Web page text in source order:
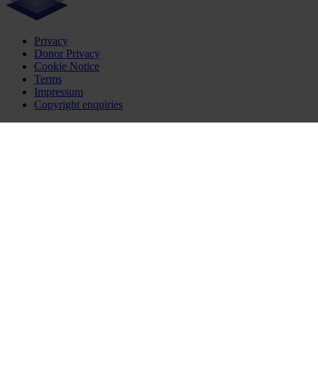
Privacy
Donor Privacy
Cookie Notice
Terms
Impressum
Copyright enquiries